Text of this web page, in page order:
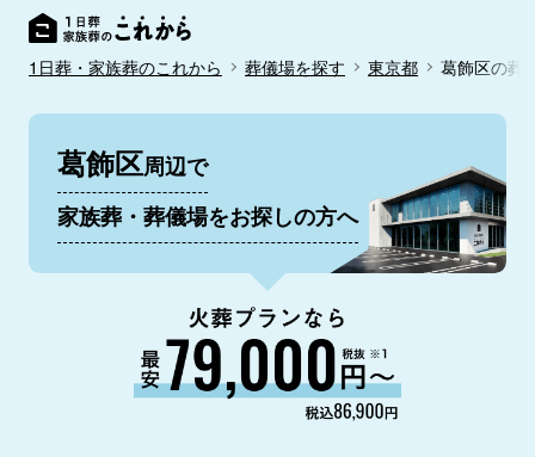
1日葬・家族葬のこれから 葬儀場を探す 東京都 葛飾区の葬
葛飾区周辺で
家族葬・葬儀場をお探しの方へ